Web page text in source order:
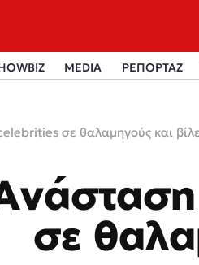
MEDIA ΡΕΠΟΡΤΑΖ
σε θαλαμηγούς και
σε